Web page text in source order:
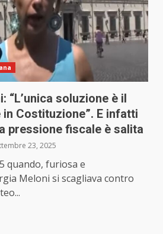
“L’unica soluzione è il
Costituzione”. E infatti
pressione fiscale è salita
23, 2025
quando, furiosa e
Meloni si scagliava contro